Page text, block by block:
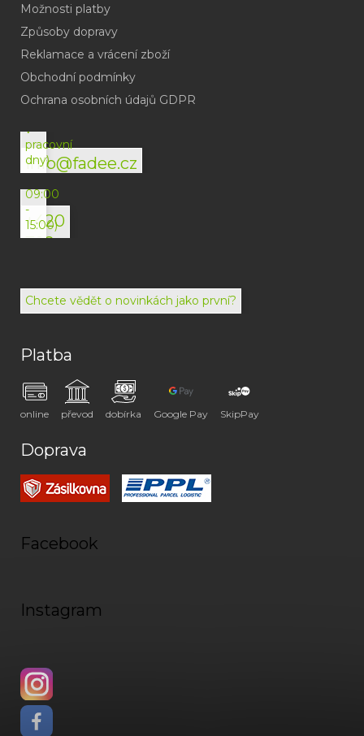
Možnosti platby
Způsoby dopravy
Reklamace a vrácení zboží
Obchodní podmínky
Ochrana osobních údajů GDPR
info@fadee.cz
(odpověď
do
v
pracovní
dny)
+420
792
072
(Po-
09:00
-
15:00)
Chcete vědět o novinkách jako první?
Platba
online převod dobírka Google Pay SkipPay
Doprava
Facebook
Instagram